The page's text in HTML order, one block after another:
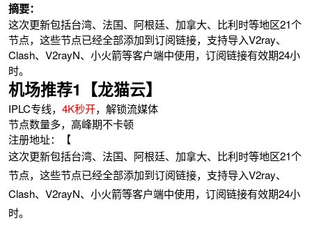
摘要：
这次更新包括台湾、法国、阿根廷、加拿大、比利时等地区21个
节点，这些节点已经全部添加到订阅链接，支持导入V2ray、
Clash、V2rayN、小火箭等客户端中使用，订阅链接有效期24小
时。
机场推荐1【龙猫云】
IPLC专线，4K秒开，解锁流媒体
节点数量多，高峰期不卡顿
注册地址：【
这次更新包括台湾、法国、阿根廷、加拿大、比利时等地区21个
节点，这些节点已经全部添加到订阅链接，支持导入V2ray、
Clash、V2rayN、小火箭等客户端中使用，订阅链接有效期24小
时。